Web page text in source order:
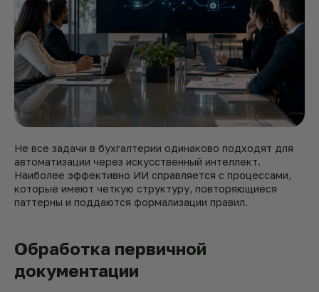
Не все задачи в бухгалтерии одинаково подходят для
автоматизации через искусственный интеллект.
Наиболее эффективно ИИ справляется с процессами,
которые имеют четкую структуру, повторяющиеся
паттерны и поддаются формализации правил.
Обработка первичной
документации